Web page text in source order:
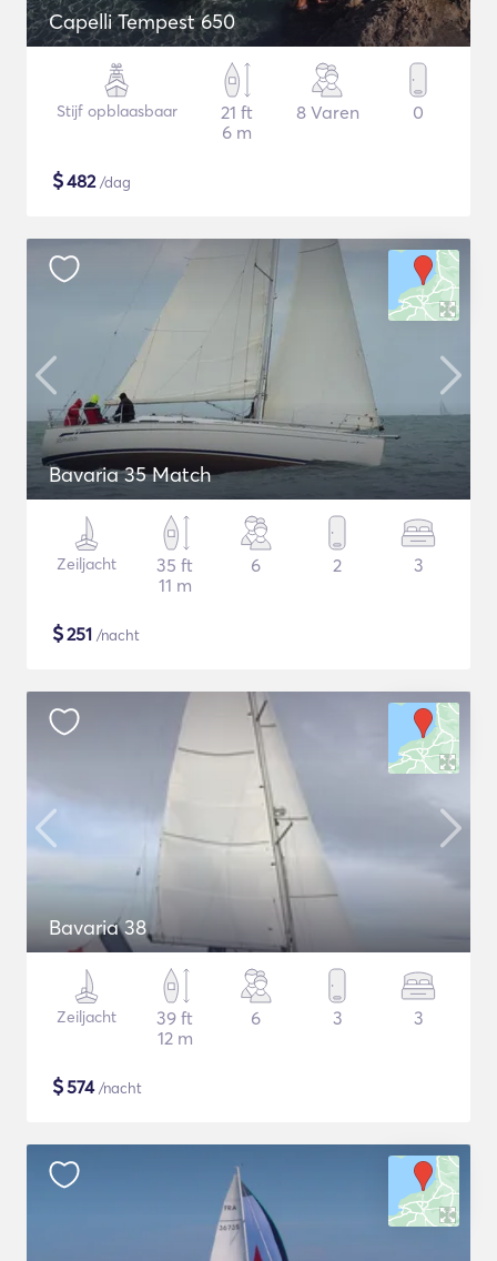
Capelli Tempest 650
Stijf opblaasbaar
21 ft
6 m
8 Varen 0
$482/dag
Bavaria 35 Match
Zeiljacht
35 ft
11 m
6 2 3
$251 /nacht
Bavaria 38
Zeiljacht
39 ft
12 m
6 3 3
$574/nacht